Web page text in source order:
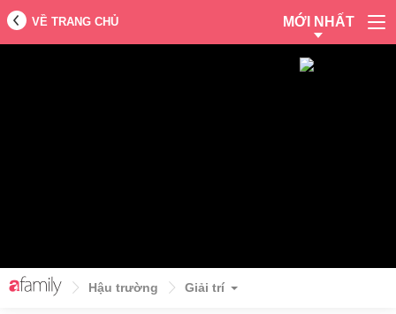
VỀ TRANG CHỦ MỚI NHẤT
Hậu trường Giải trí